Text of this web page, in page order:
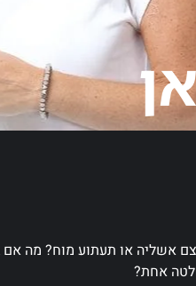
אשליה או תעתוע מוח? מה
אחת?